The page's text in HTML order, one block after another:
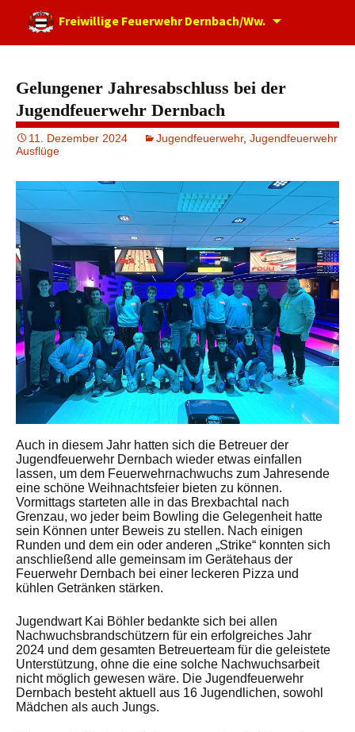
Freiwillige Feuerwehr Dernbach/Ww.
Gelungener Jahresabschluss bei der
Jugendfeuerwehr Dernbach
11. Dezember 2024 Jugendfeuerwehr, Jugendfeuerwehr
Ausflüge
Auch in diesem Jahr hatten sich die Betreuer der
Jugendfeuerwehr Dernbach wieder etwas einfallen
lassen, um dem Feuerwehrnachwuchs zum Jahresende
eine schöne Weihnachtsfeier bieten zu können.
Vormittags starteten alle in das Brexbachtal nach
Grenzau, wo jeder beim Bowling die Gelegenheit hatte
sein Können unter Beweis zu stellen. Nach einigen
Runden und dem ein oder anderen „Strike“ konnten sich
anschließend alle gemeinsam im Gerätehaus der
Feuerwehr Dernbach bei einer leckeren Pizza und
kühlen Getränken stärken.
Jugendwart Kai Böhler bedankte sich bei allen
Nachwuchsbrandschützern für ein erfolgreiches Jahr
2024 und dem gesamten Betreuerteam für die geleistete
Unterstützung, ohne die eine solche Nachwuchsarbeit
nicht möglich gewesen wäre. Die Jugendfeuerwehr
Dernbach besteht aktuell aus 16 Jugendlichen, sowohl
Mädchen als auch Jungs.